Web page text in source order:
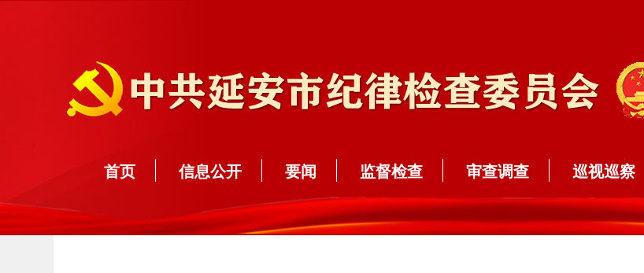
首页 信息公开 要闻 监督检查 审查调查 巡视巡察